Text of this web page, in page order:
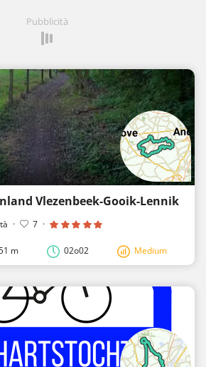
Pubblicità
Vlezenbeek-Gooik-Lennik
· 7 ·
m 02o02 Medium